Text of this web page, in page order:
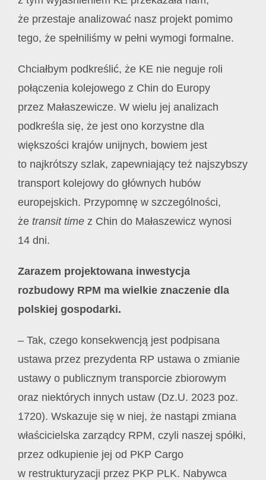
że przestaje analizować nasz projekt pomimo
tego, że spełniliśmy w pełni wymogi formalne.
Chciałbym podkreślić, że KE nie neguje roli
połączenia kolejowego z Chin do Europy
przez Małaszewicze. W wielu jej analizach
podkreśla się, że jest ono korzystne dla
większości krajów unijnych, bowiem jest
to najkrótszy szlak, zapewniający też najszybszy
transport kolejowy do głównych hubów
europejskich. Przypomnę w szczególności,
że transit time z Chin do Małaszewicz wynosi
14 dni.
Zarazem projektowana inwestycja
rozbudowy RPM ma wielkie znaczenie dla
polskiej gospodarki.
– Tak, czego konsekwencją jest podpisana
ustawa przez prezydenta RP ustawa o zmianie
ustawy o publicznym transporcie zbiorowym
oraz niektórych innych ustaw (Dz.U. 2023 poz.
1720). Wskazuje się w niej, że nastąpi zmiana
właścicielska zarządcy RPM, czyli naszej spółki,
przez odkupienie jej od PKP Cargo
w restrukturyzacji przez PKP PLK. Nabywca